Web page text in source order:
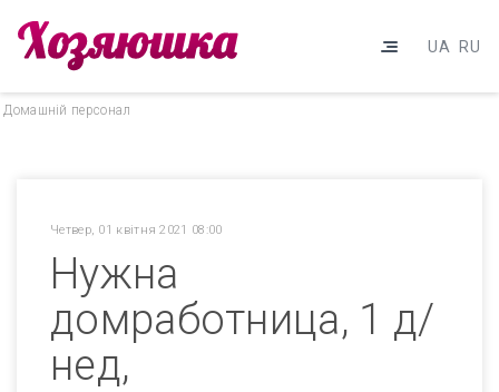
UA RU
Домашнiй персонал
Четвер, 01 квітня 2021 08:00
Нужна
домработница, 1 д/
нед,